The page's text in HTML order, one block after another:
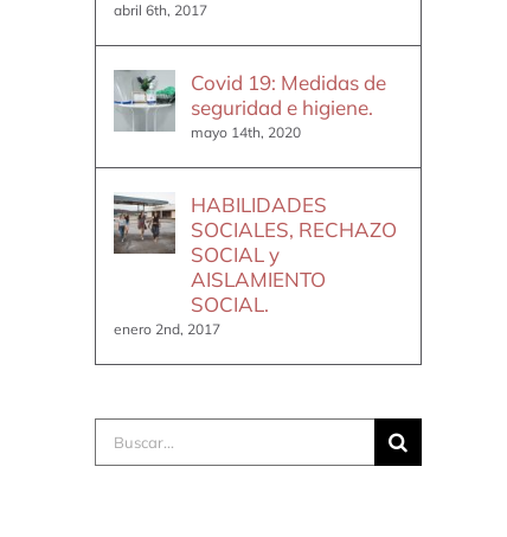
abril 6th, 2017
Covid 19: Medidas de
seguridad e higiene.
mayo 14th, 2020
HABILIDADES
SOCIALES, RECHAZO
SOCIAL y
AISLAMIENTO
SOCIAL.
enero 2nd, 2017
Buscar: